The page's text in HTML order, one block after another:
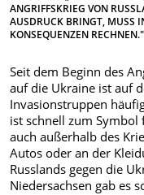
ANGRIFFSKRIEG VON
AUSDRUCK BRINGT, MUSS
KONSEQUENZEN RECHNEN."
Seit dem Beginn des
auf die Ukraine ist auf
Invasionstruppen
ist schnell zum
auch außerhalb des
Autos oder an der
Russlands gegen die
Niedersachsen gab es